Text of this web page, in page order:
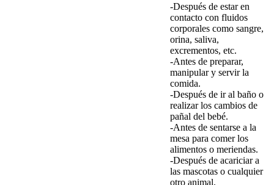
-Después de estar en
contacto con fluidos
corporales como sangre,
orina, saliva,
excrementos, etc.
-Antes de preparar,
manipular y servir la
comida.
-Después de ir al baño o
realizar los cambios de
pañal del bebé.
-Antes de sentarse a la
mesa para comer los
alimentos o meriendas.
-Después de acariciar a
las mascotas o cualquier
otro animal.